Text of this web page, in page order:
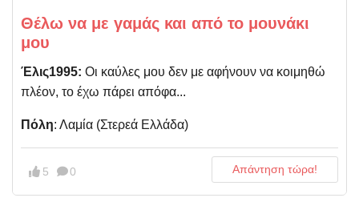
Θέλω να με γαμάς και από το μουνάκι
μου
Έλις1995: Οι καύλες μου δεν με αφήνουν να κοιμηθώ
πλέον, το έχω πάρει απόφα...
Πόλη: Λαμία (Στερεά Ελλάδα)
5 0 Απάντηση τώρα!